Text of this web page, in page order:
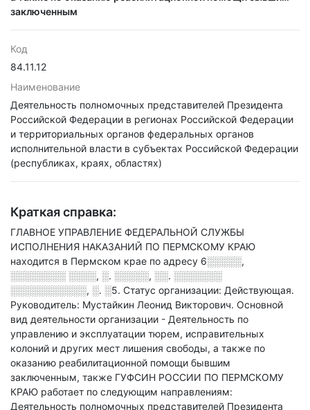
заключенным
Код
84.11.12
Наименование
Деятельность полномочных представителей Президента
Российской Федерации в регионах Российской Федерации
и территориальных органов федеральных органов
исполнительной власти в субъектах Российской Федерации
(республиках, краях, областях)
Краткая справка:
ГЛАВНОЕ УПРАВЛЕНИЕ ФЕДЕРАЛЬНОЙ СЛУЖБЫ
ИСПОЛНЕНИЯ НАКАЗАНИЙ ПО ПЕРМСКОМУ КРАЮ
находится в Пермском крае по адресу 6░░░░░,
░░░░░░░░ ░░░░, ░. ░░░░░, ░░. ░░░░░░░
░░░░░░░░░░░, ░. ░5. Статус организации: Действующая.
Руководитель: Мустайкин Леонид Викторович. Основной
вид деятельности организации - Деятельность по
управлению и эксплуатации тюрем, исправительных
колоний и других мест лишения свободы, а также по
оказанию реабилитационной помощи бывшим
заключенным, также ГУФСИН РОССИИ ПО ПЕРМСКОМУ
КРАЮ работает по следующим направлениям:
Деятельность полномочных представителей Президента